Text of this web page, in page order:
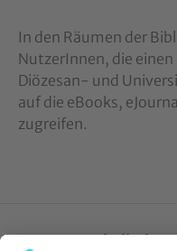
In den Räumen der
NutzerInnen, die
Diözesan- und
auf die eBooks,
zugreifen.
Katholische